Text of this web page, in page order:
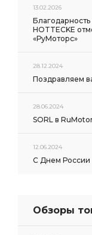
13.02.2026
HOTTECKE
«РуМоторс»
28.12.2024
Поздравляем
28.06.2024
SORL в
12.06.2024
С Днем России
Обзоры